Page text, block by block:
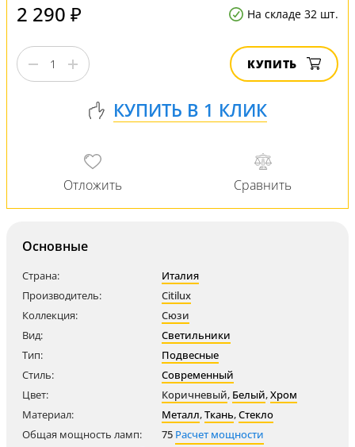
2 290 ₽ На складе 32 шт.
КУПИТЬ
Основные
Страна:
Италия
Производитель:
Citilux
Коллекция:
Сюзи
Вид:
Светильники
Тип:
Подвесные
Стиль:
Современный
Цвет:
Коричневый, Белый,Хром
Материал:
Металл,Ткань,Стекло
Общая мощность ламп:
75 Расчет мощности